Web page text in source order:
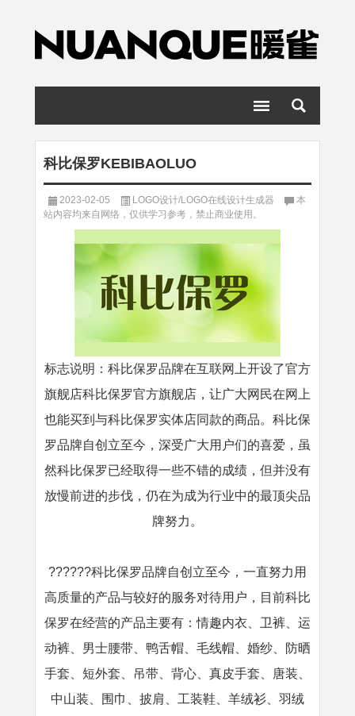
科比保罗KEBIBAOLUO
2023-02-05 LOGO设计/LOGO在线设计生成器
本
站内容均来自网络，仅供学习参考，禁止商业使用。
标志说明：科比保罗品牌在互联网上开设了官方
旗舰店科比保罗官方旗舰店，让广大网民在网上
也能买到与科比保罗实体店同款的商品。科比保
罗品牌自创立至今，深受广大用户们的喜爱，虽
然科比保罗已经取得一些不错的成绩，但并没有
放慢前进的步伐，仍在为成为行业中的最顶尖品
牌努力。
??????科比保罗品牌自创立至今，一直努力用
高质量的产品与较好的服务对待用户，目前科比
保罗在经营的产品主要有：情趣内衣、卫裤、运
动裤、男士腰带、鸭舌帽、毛线帽、婚纱、防晒
手套、短外套、吊带、背心、真皮手套、唐装、
中山装、围巾、披肩、工装鞋、羊绒衫、羽绒